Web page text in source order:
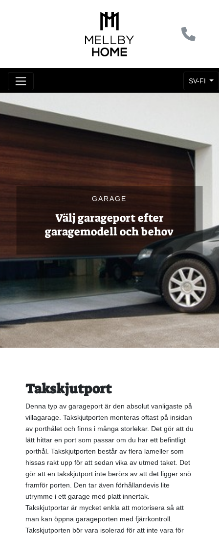
SV-FI
GARAGE
Välj garageport efter
garagemodell och behov
Takskjutport
Denna typ av garageport är den absolut vanligaste på
villagarage. Takskjutporten monteras oftast på insidan
av porthålet och finns i många storlekar. Det gör att du
lätt hittar en port som passar om du har ett befintligt
porthål. Takskjutporten består av flera lameller som
hissas rakt upp för att sedan vika av utmed taket. Det
gör att en takskjutport inte berörs av att det ligger snö
framför porten. Den tar även förhållandevis lite
utrymme i ett garage med platt innertak.
Takskjutportar är mycket enkla att motorisera så att
man kan öppna garageporten med fjärrkontroll.
Takskjutporten bör vara isolerad för att inte vara för